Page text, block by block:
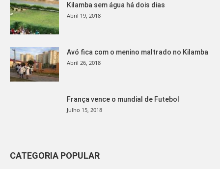
Kilamba sem água há dois dias
Abril 19, 2018
Avó fica com o menino maltrado no Kilamba
Abril 26, 2018
França vence o mundial de Futebol
Julho 15, 2018
CATEGORIA POPULAR